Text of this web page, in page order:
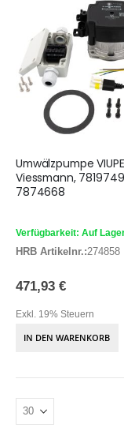
Umwälzpumpe
Viessmann,
7874668
Verfügbarkeit: Auf
HRB Artikelnr.:274858
471,93 €
Exkl. 19% Steuern
IN DEN WARENKORB